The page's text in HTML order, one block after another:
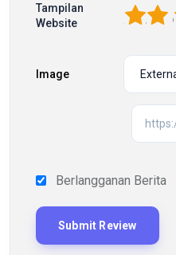
Tampilan
Website
3
2
Image
Berlangganan Berita